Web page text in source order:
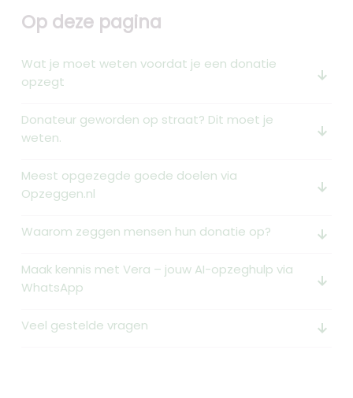
Op deze pagina
Wat je moet weten voordat je een donatie
opzegt
arrow_downward_alt
Donateur geworden op straat? Dit moet je
weten.
arrow_downward_alt
Meest opgezegde goede doelen via
Opzeggen.nl
arrow_downward_alt
Waarom zeggen mensen hun donatie op? arrow_downward_alt
Maak kennis met Vera – jouw AI-opzeghulp via
WhatsApp
arrow_downward_alt
Veel gestelde vragen arrow_downward_alt